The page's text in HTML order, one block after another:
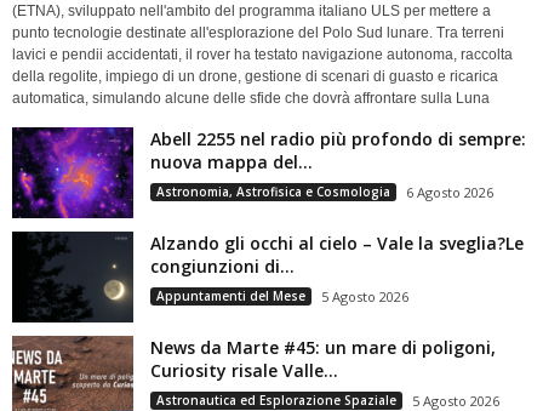
(ETNA), sviluppato nell'ambito del programma italiano ULS per mettere a
punto tecnologie destinate all'esplorazione del Polo Sud lunare. Tra terreni
lavici e pendii accidentati, il rover ha testato navigazione autonoma, raccolta
della regolite, impiego di un drone, gestione di scenari di guasto e ricarica
automatica, simulando alcune delle sfide che dovrà affrontare sulla Luna
Abell 2255 nel radio più profondo di sempre:
nuova mappa del...
Astronomia, Astrofisica e Cosmologia 6 Agosto 2026
Alzando gli occhi al cielo – Vale la sveglia?Le
congiunzioni di...
Appuntamenti del Mese 5 Agosto 2026
News da Marte #45: un mare di poligoni,
Curiosity risale Valle...
Astronautica ed Esplorazione Spaziale 5 Agosto 2026